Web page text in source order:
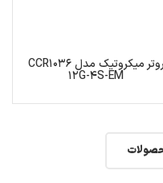
روتر میکروتیک مدل CCR1036
12G-4S-EM